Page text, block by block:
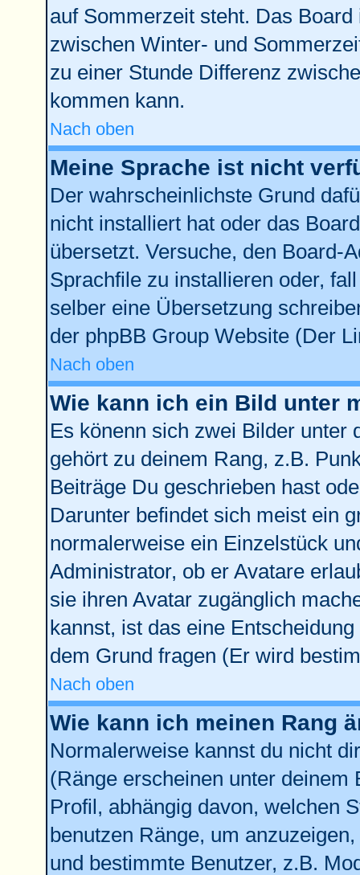
auf Sommerzeit steht. Das
zwischen Winter- und
zu einer Stunde Differenz
kommen kann.
Nach oben
Meine Sprache ist nicht
Der wahrscheinlichste Grund
nicht installiert hat oder das
übersetzt. Versuche, den Board-
Sprachfile zu installieren oder,
selber eine Übersetzung
der phpBB Group Website (Der
Nach oben
Wie kann ich ein Bild unter
Es könenn sich zwei Bilder unter
gehört zu deinem Rang, z.B.
Beiträge Du geschrieben hast
Darunter befindet sich meist ein
normalerweise ein Einzelstück
Administrator, ob er Avatare
sie ihren Avatar zugänglich
kannst, ist das eine
dem Grund fragen (Er wird
Nach oben
Wie kann ich meinen Rang
Normalerweise kannst du nicht
(Ränge erscheinen unter deinem
Profil, abhängig davon, welchen
benutzen Ränge, um
und bestimmte Benutzer, z.B.